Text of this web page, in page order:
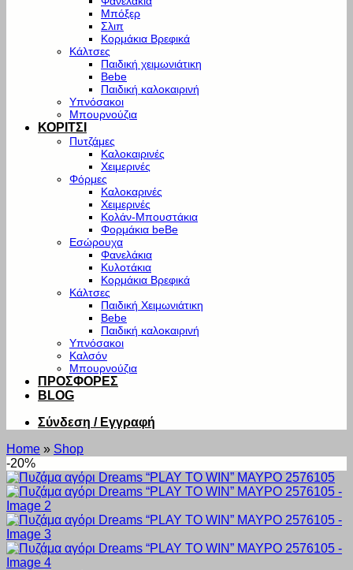
Μπόξερ
Σλιπ
Κορμάκια Βρεφικά
Κάλτσες
Παιδική χειμωνιάτικη
Bebe
Παιδική καλοκαιρινή
Υπνόσακοι
Μπουρνούζια
ΚΟΡΙΤΣΙ
Πυτζάμες
Καλοκαιρινές
Χειμερινές
Φόρμες
Καλοκαρινές
Χειμερινές
Κολάν-Μπουστάκια
Φορμάκια beBe
Εσώρουχα
Φανελάκια
Κυλοτάκια
Κορμάκια Βρεφικά
Κάλτσες
Παιδική Χειμωνιάτικη
Bebe
Παιδική καλοκαιρινή
Υπνόσακοι
Καλσόν
Μπουρνούζια
ΠΡΟΣΦΟΡΕΣ
BLOG
Σύνδεση / Εγγραφή
Home » Shop
-20%